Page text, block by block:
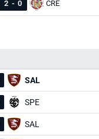
2 - 0 CRE
SAL
SPE
SAL